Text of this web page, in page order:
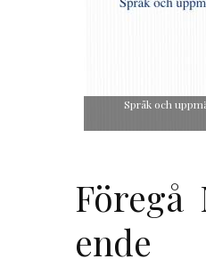
Språk och
Föregå
ende